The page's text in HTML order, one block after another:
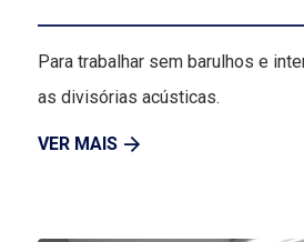
Para trabalhar sem barulhos e
as divisórias acústicas.
VER MAIS